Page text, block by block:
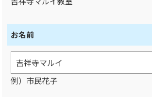
お名前
例）市民花子